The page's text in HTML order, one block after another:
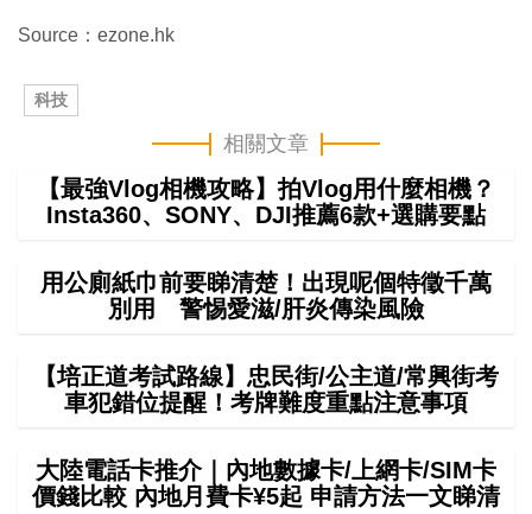
Source：ezone.hk
科技
相關文章
【最強Vlog相機攻略】拍Vlog用什麼相機？
Insta360、SONY、DJI推薦6款+選購要點
用公廁紙巾前要睇清楚！出現呢個特徵千萬
別用 警惕愛滋/肝炎傳染風險
【培正道考試路線】忠民街/公主道/常興街考
車犯錯位提醒！考牌難度重點注意事項
大陸電話卡推介｜內地數據卡/上網卡/SIM卡
價錢比較 內地月費卡¥5起 申請方法一文睇清